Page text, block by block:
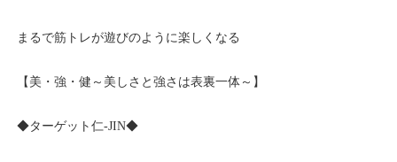
まるで筋トレが遊びのように楽しくなる
【美・強・健～美しさと強さは表裏一体～】
◆ターゲット仁-JIN◆